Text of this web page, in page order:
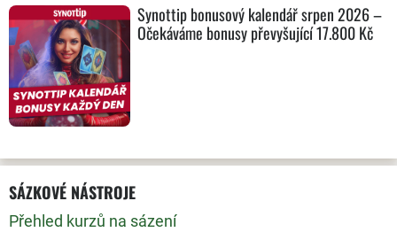
Synottip bonusový kalendář srpen 2026 –
Očekáváme bonusy převyšující 17.800 Kč
SÁZKOVÉ NÁSTROJE
Přehled kurzů na sázení